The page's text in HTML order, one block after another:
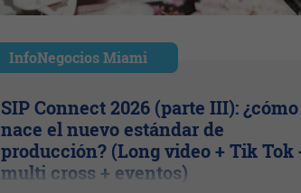
InfoNegocios Miami
SIP Connect 2026 (parte III): ¿cómo
nace el nuevo estándar de
producción? (Long video + Tik Tok
multi cross + eventos)